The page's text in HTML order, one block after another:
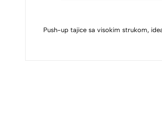
Push-up tajice sa visokim strukom,